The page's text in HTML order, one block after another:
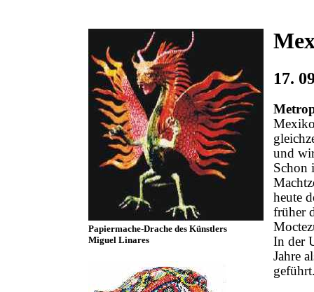
Papiermache-Drache des Künstlers
Miguel Linares
17.
und
Schon
heute
früher
In der
Jahre